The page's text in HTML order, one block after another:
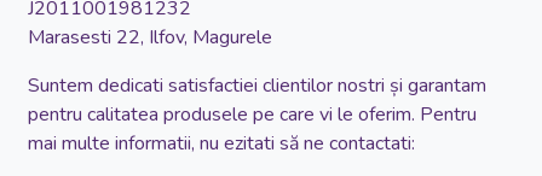
J2011001981232
Marasesti 22, Ilfov, Magurele
Suntem dedicati satisfactiei clientilor nostri și garantam
pentru calitatea produsele pe care vi le oferim. Pentru
mai multe informatii, nu ezitati să ne contactati: